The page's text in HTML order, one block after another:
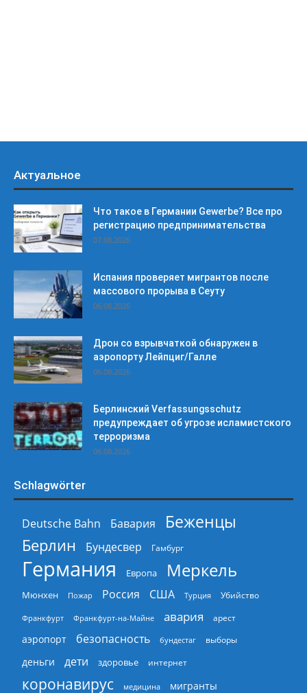
Актуальное
Что такое в Германии Gewerbe? Все про
регистрацию предпринимательства
07.08.2026
Испания проверяет мигрантов после
массового прорыва в Сеуту
06.08.2026
Дрон со взрывчаткой обнаружен в
аэропорту Лейпциг/Галле
06.08.2026
Берлинский Verfassungsschutz
предупреждает об угрозе исламистского
терроризма
06.08.2026
Schlagwörter
Deutsche Bahn Бавария
Беженцы
Берлин
Бундесвер Гамбург
Германия Европа Меркель
Мюнхен Пожар Россия США Турция Убийство
Франкфурт Франкфурт-на-Майне авария арест
аэропорт безопасность бундестаг выборы
деньги дети здоровье интернет
коронавирус медицина
мигранты